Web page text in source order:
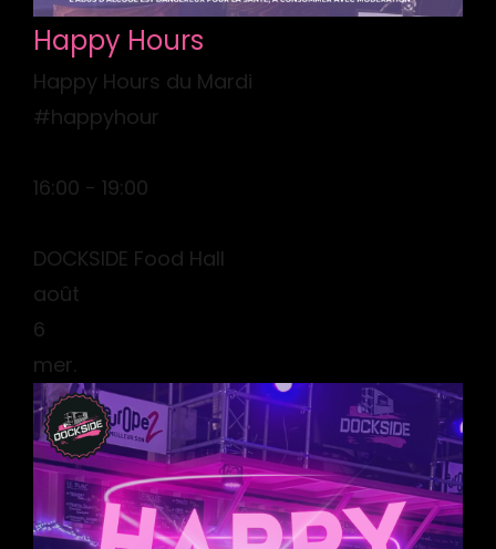
Happy Hours
Happy Hours du Mardi
#happyhour
16:00 - 19:00
DOCKSIDE Food Hall
août
6
mer.